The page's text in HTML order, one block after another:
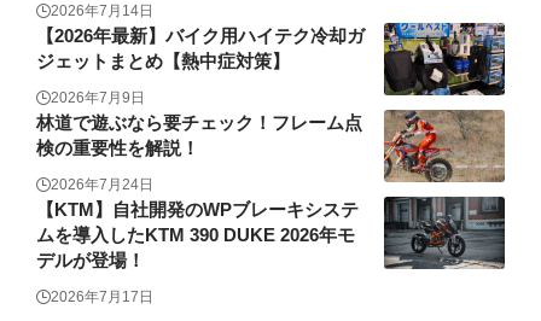
2026年7月14日
【2026年最新】バイク用ハイテク冷却ガ
ジェットまとめ【熱中症対策】
2026年7月9日
林道で遊ぶなら要チェック！フレーム点
検の重要性を解説！
2026年7月24日
【KTM】自社開発のWPブレーキシステ
ムを導入したKTM 390 DUKE 2026年モ
デルが登場！
2026年7月17日